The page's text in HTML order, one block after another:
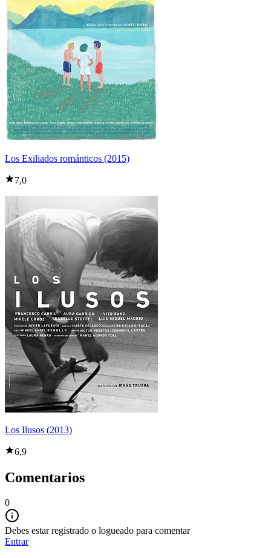
Los Exiliados románticos (2015)
7,0
Los Ilusos (2013)
6,9
Comentarios
0
Debes estar registrado o logueado para comentar
Entrar